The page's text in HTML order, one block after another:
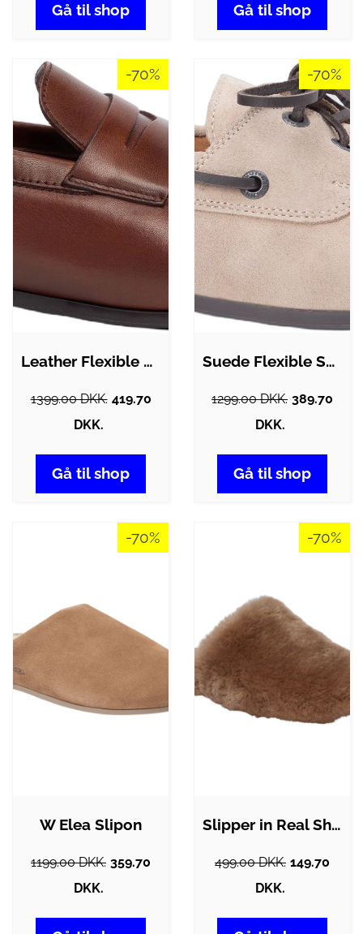
Gå til shop Gå til shop
-70%
Leather Flexible Loafers
1399.00 DKK. 419.70
DKK.
Gå til shop
-70%
Suede Flexible Sole Boat Shoes
1299.00 DKK. 389.70
DKK.
Gå til shop
-70%
W Elea Slipon
1199.00 DKK. 359.70
DKK.
-70%
Slipper in Real Sheepskin Brown
499.00 DKK. 149.70
DKK.